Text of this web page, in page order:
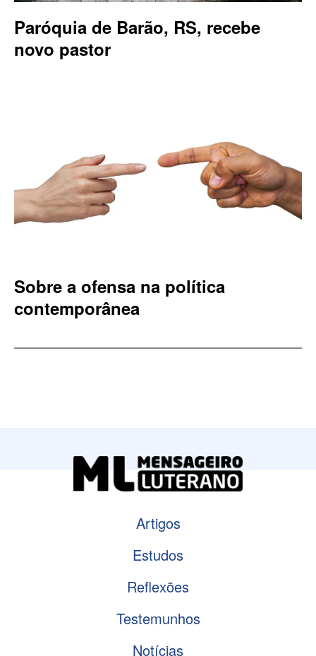
Paróquia de Barão, RS, recebe
novo pastor
Sobre a ofensa na política
contemporânea
Artigos
Estudos
Reflexões
Testemunhos
Notícias